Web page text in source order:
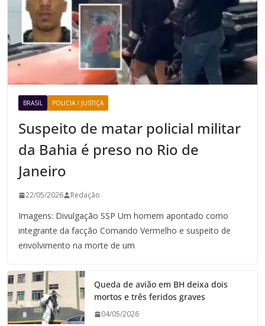
BRASIL POLICIA / JUSTIÇA
Suspeito de matar policial militar
da Bahia é preso no Rio de
Janeiro
22/05/2026 Redação
Imagens: Divulgação SSP Um homem apontado como
integrante da facção Comando Vermelho e suspeito de
envolvimento na morte de um
Queda de avião em BH deixa dois
mortos e três feridos graves
04/05/2026